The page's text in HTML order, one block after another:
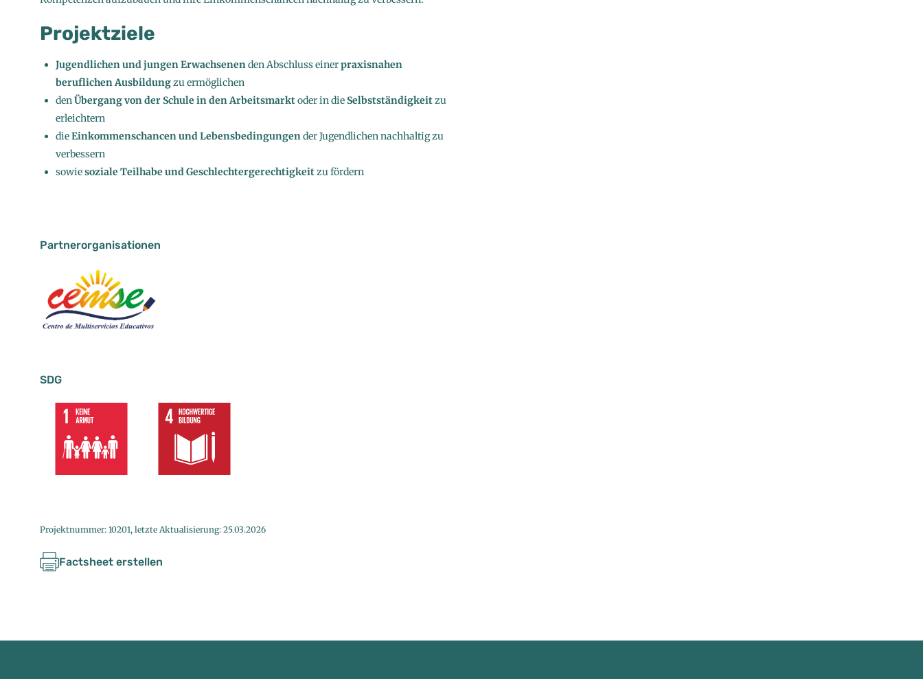
Projektziele
Jugendlichen und jungen Erwachsenen den Abschluss einerpraxisnahen
beruflichen Ausbildungzu ermöglichen
den Übergang von der Schule in den Arbeitsmarktoder in dieSelbstständigkeitzu
erleichtern
dieEinkommenschancen und Lebensbedingungen der Jugendlichen nachhaltig zu
verbessern
sowiesoziale Teilhabe und Geschlechtergerechtigkeitzu fördern
Partnerorganisationen
SDG
Projektnummer: 10201, letzte Aktualisierung: 25.03.2026
Factsheet erstellen